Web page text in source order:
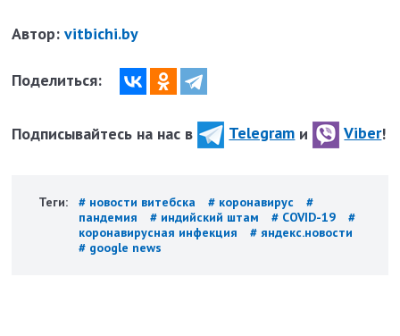
Автор:vitbichi.by
Поделиться:
Подписывайтесь на нас в Telegram и Viber!
Теги: # новости витебска # коронавирус
#
пандемия
# индийский штам # COVID-19
#
коронавирусная инфекция
# яндекс.новости
# google news